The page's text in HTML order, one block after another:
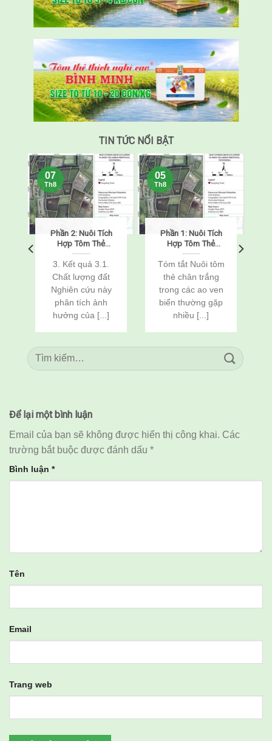
TIN TỨC NỔI BẬT
Phần 2: Nuôi Tích
Hợp Tôm Thẻ
Chân Trắng
(Penaeus
vannamei) Và Cá
Rô Phi
(Oreochromis
niloticus) Thông
Qua Cải Tạo Đất
3. Kết quả 3.1.
Chất lượng đất
Nghiên cứu này
phân tích ảnh
hưởng của [...]
07
Th8
Phần 1: Nuôi Tích
Hợp Tôm Thẻ
Chân Trắng
(Penaeus
vannamei) Và Cá
Rô Phi
(Oreochromis
niloticus) Thông
Qua Cải Tạo Đất
Tóm tắt Nuôi tôm
thẻ chân trắng
trong các ao ven
biển thường gặp
nhiều [...]
05
Th8
Để lại một bình luận
Email của bạn sẽ không được hiển thị công khai. Các
trường bắt buộc được đánh dấu *
Bình luận *
Tên
Email
Trang web